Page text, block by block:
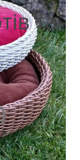
та